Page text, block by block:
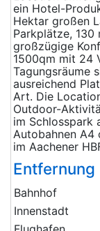
ein Hotel-
Hektar großen
Parkplätze, 130
großzügige
1500qm mit 24
Tagungsräume
ausreichend
Art. Die
Outdoor-
im Schlosspark
Autobahnen A4
im Aachener
Entfernung
Bahnhof
Innenstadt